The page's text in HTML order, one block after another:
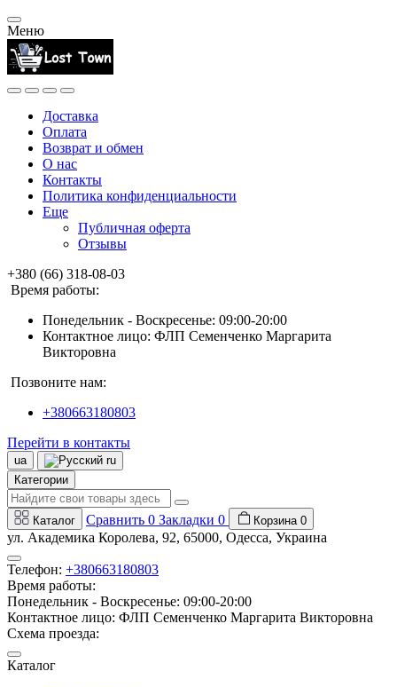
Меню
Доставка
Оплата
Возврат и обмен
О нас
Контакты
Политика конфиденциальности
Еще
Публичная оферта
Отзывы
+380 (66) 318-08-03
Время работы:
Понедельник - Воскресенье: 09:00-20:00
Контактное лицо: ФЛП Семенченко Маргарита
Викторовна
Позвоните нам:
+380663180803
Перейти в контакты
ua
ru
Категории
Каталог Сравнить 0 Закладки 0 Корзина 0
ул. Академика Королева, 92, 65000, Одесса, Украина
Телефон: +380663180803
Время работы:
Понедельник - Воскресенье: 09:00-20:00
Контактное лицо: ФЛП Семенченко Маргарита Викторовна
Схема проезда:
Каталог